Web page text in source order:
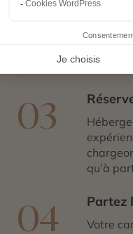
Co-
adapté
03
qu’à
04 Partez
Votre